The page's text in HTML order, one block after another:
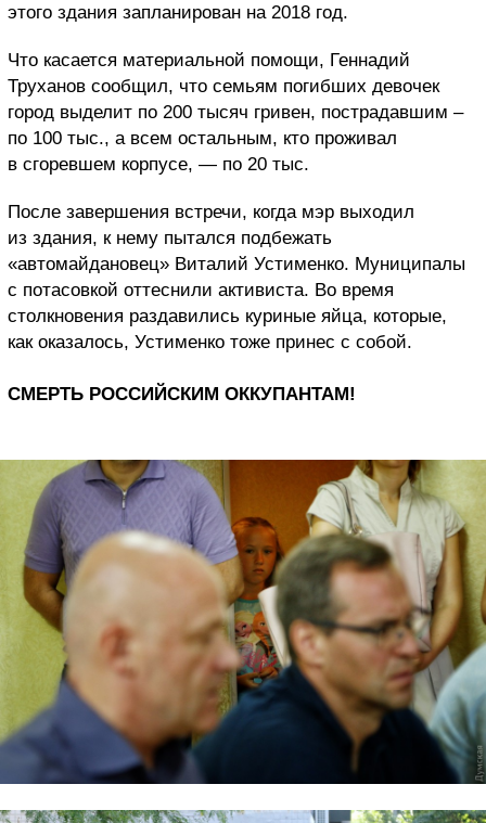
этого здания запланирован на 2018 год.
Что касается материальной помощи, Геннадий
Труханов сообщил, что семьям погибших девочек
город выделит по 200 тысяч гривен, пострадавшим –
по 100 тыс., а всем остальным, кто проживал
в сгоревшем корпусе, — по 20 тыс.
После завершения встречи, когда мэр выходил
из здания, к нему пытался подбежать
«автомайдановец» Виталий Устименко. Муниципалы
с потасовкой оттеснили активиста. Во время
столкновения раздавились куриные яйца, которые,
как оказалось, Устименко тоже принес с собой.
СМЕРТЬ РОССИЙСКИМ ОККУПАНТАМ!